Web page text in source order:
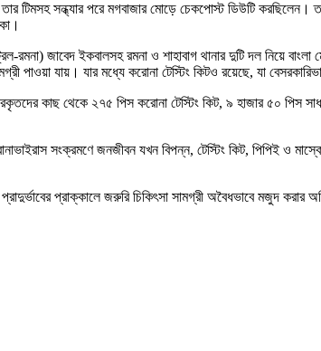
তার টিমসহ সন্ধ্যার পরে মগবাজার মোড়ে চেকপোস্ট ডিউটি
রমনা) জাবেদ ইকবালসহ রমনা ও শাহাবাগ থানার দুটি দল নিয়ে
পাওয়া যায়। যার মধ্যে করোনা টেস্টিং কিটও রয়েছে, যা
কাছ থেকে ২৭৫ পিস করোনা টেস্টিং কিট, ৯ হাজার ৫০
সংক্রমণে জনজীবন যখন বিপন্ন, টেস্টিং কিট, পিপিই ও
প্রাক্কালে জরুরি চিকিৎসা সামগ্রী অবৈধভাবে মজুদ